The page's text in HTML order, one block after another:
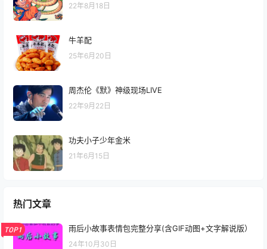
22年8月18日
牛羊配
25年6月20日
周杰伦《默》神级现场LIVE
22年9月22日
功夫小子少年金米
21年6月15日
热门文章
TOP1 雨后小故事表情包完整分享(含GIF动图+文字解说版）
24年10月30日